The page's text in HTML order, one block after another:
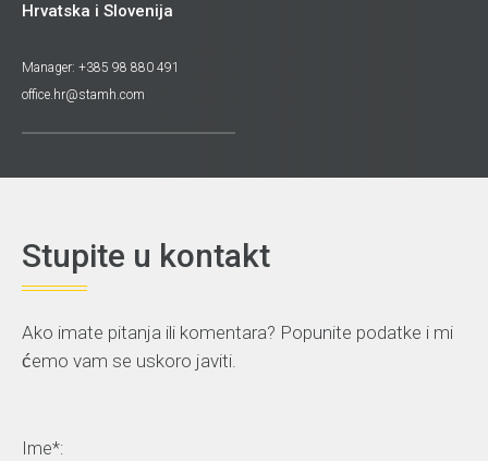
Hrvatska i Slovenija
Manager: +385 98 880 491
office.hr@stamh.com
Stupite u kontakt
Ako imate pitanja ili komentara? Popunite podatke i mi
ćemo vam se uskoro javiti.
Ime*: